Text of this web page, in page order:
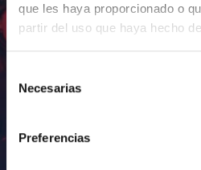
que les haya proporcionado o
partir del uso que haya hecho
Necesarias
Preferencias